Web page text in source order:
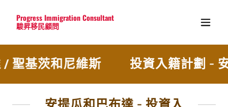
Progress Immigration Consultant
駿昇移民顧問
聖基茨和尼維斯 投資入籍計劃 -